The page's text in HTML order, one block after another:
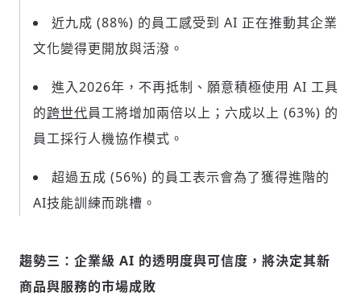
登入或註冊
掌握國際政經脈動
參與下一波全球科技革命
輸入 Email 驗證碼
請輸入發送到
近九成 (88%) 的員工感受到 AI 正在推動其企業
文化變得更開放與活潑。
進入2026年，不再抵制、願意積極使用 AI 工具
的跨世代員工將增加兩倍以上；六成以上 (63%) 的
員工採行人機協作模式。
超過五成 (56%) 的員工表示會為了獲得進階的
AI技能訓練而跳槽。
趨勢三：企業級 AI 的透明度與可信度，將決定其新
商品與服務的市場成敗